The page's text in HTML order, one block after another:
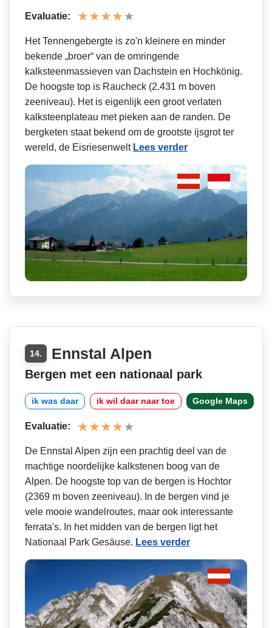
Evaluatie:
Het Tennengebergte is zo'n kleinere en minder
bekende „broer“ van de omringende
kalksteenmassieven van Dachstein en Hochkönig.
De hoogste top is Raucheck (2.431 m boven
zeeniveau). Het is eigenlijk een groot verlaten
kalksteenplateau met pieken aan de randen. De
bergketen staat bekend om de grootste ijsgrot ter
wereld, de Eisriesenwelt Lees verder
14. Ennstal Alpen
Bergen met een nationaal park
ik was daar ik wil daar naar toe Google Maps
Evaluatie:
De Ennstal Alpen zijn een prachtig deel van de
machtige noordelijke kalkstenen boog van de
Alpen. De hoogste top van de bergen is Hochtor
(2369 m boven zeeniveau). In de bergen vind je
vele mooie wandelroutes, maar ook interessante
ferrata's. In het midden van de bergen ligt het
Nationaal Park Gesäuse. Lees verder